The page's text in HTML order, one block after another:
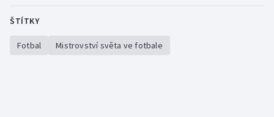
ŠTÍTKY
Fotbal Mistrovství světa ve fotbale